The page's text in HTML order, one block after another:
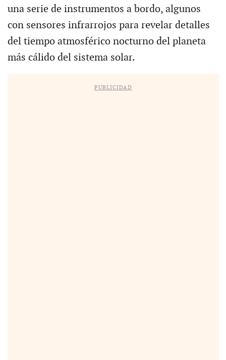
una serie de instrumentos a bordo, algunos
con sensores infrarrojos para revelar detalles
del tiempo atmosférico nocturno del planeta
más cálido del sistema solar.
PUBLICIDAD